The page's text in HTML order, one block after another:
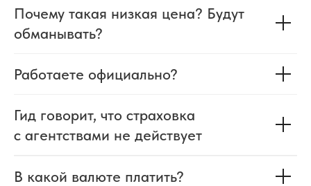
Почему такая низкая цена? Будут
обманывать?
Работаете официально?
Гид говорит, что страховка
с агентствами не действует
В какой валюте платить?